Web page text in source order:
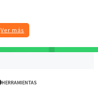
Ver más
HERRAMIENTAS